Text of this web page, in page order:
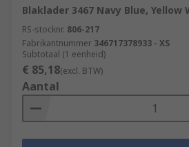
Blaklader 3467 Navy Blue, Yellow
RS-stocknr. 806-217
Fabrikantnummer 346717378933 - XS
Subtotaal (1 eenheid)
€ 85,18(excl. BTW)
Aantal